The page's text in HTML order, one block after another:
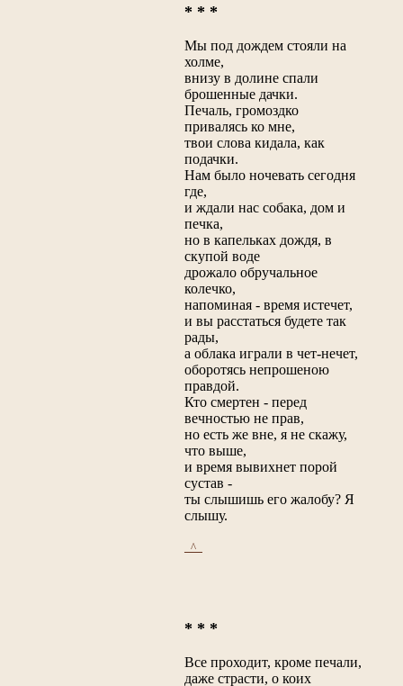
* * *
Мы под дождем стояли на
холме,
внизу в долине спали
брошенные дачки.
Печаль, громоздко
привалясь ко мне,
твои слова кидала, как
подачки.
Нам было ночевать сегодня
где,
и ждали нас собака, дом и
печка,
но в капельках дождя, в
скупой воде
дрожало обручальное
колечко,
напоминая - время истечет,
и вы расстаться будете так
рады,
а облака играли в чет-нечет,
оборотясь непрошеною
правдой.
Кто смертен - перед
вечностью не прав,
но есть же вне, я не скажу,
что выше,
и время вывихнет порой
сустав -
ты слышишь его жалобу? Я
слышу.
_^_
* * *
Все проходит, кроме печали,
даже страсти, о коих